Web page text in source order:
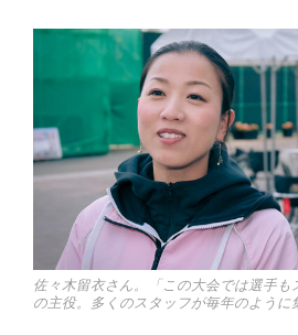
佐々木留衣さん。「この大会では選手も
の主役。多くのスタッフが毎年のように